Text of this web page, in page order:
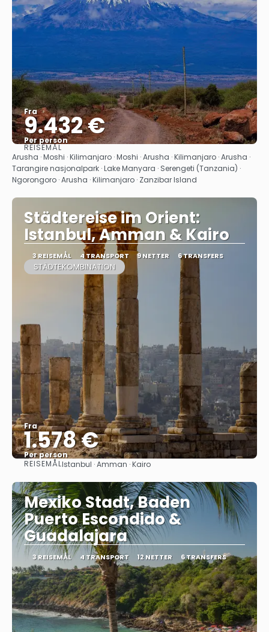
Fra
9.432 €
Per person
Se
REISEMÅL
Arusha · Moshi · Kilimanjaro · Moshi · Arusha · Kilimanjaro · Arusha ·
Tarangire nasjonalpark · Lake Manyara · Serengeti (Tanzania) ·
Ngorongoro · Arusha · Kilimanjaro · Zanzibar Island
Städtereise im Orient:
Istanbul, Amman & Kairo
3 REISEMÅL 4 TRANSPORT 9 NETTER 6 TRANSFERS
STÄDTEKOMBINATION
Fra
1.578 €
Per person
Se
REISEMÅLIstanbul · Amman · Kairo
Mexiko Stadt, Baden
Puerto Escondido &
Guadalajara
3 REISEMÅL 4 TRANSPORT 12 NETTER 6 TRANSFERS